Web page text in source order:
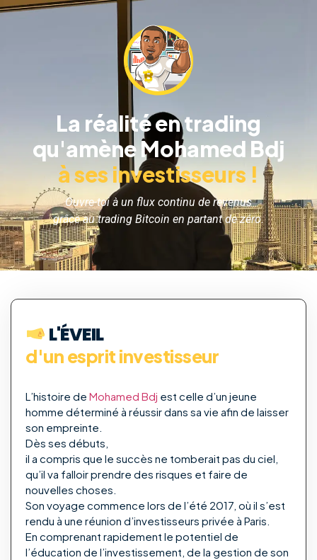
La réalité en trading
qu'amène Mohamed Bdj
à ses investisseurs !
Ouvre-toi à un flux continu de revenus
grâce au trading Bitcoin en partant de zéro.
L'ÉVEIL
d'un esprit investisseur
L’histoire de Mohamed Bdj est celle d’un jeune
homme déterminé à réussir dans sa vie afin de laisser
son empreinte.
Dès ses débuts,
il a compris que le succès ne tomberait pas du ciel,
qu’il va falloir prendre des risques et faire de
nouvelles choses.
Son voyage commence lors de l’été 2017, où il s’est
rendu à une réunion d’investisseurs privée à Paris.
En comprenant rapidement le potentiel de
l’éducation de l’investissement, de la gestion de son